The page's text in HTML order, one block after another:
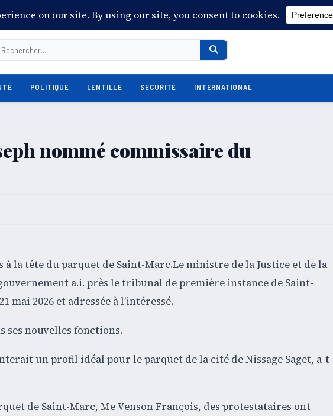
POLITIQUE LENTILLE SÉCURITÉ INTERNATIONAL
nommé commissaire du
à la tête du parquet de Saint-Marc.Le ministre de la Justice et de la
a.i. près le tribunal de première instance de Saint-
2026 et adressée à l’intéressé.
ses nouvelles fonctions.
un profil idéal pour le parquet de la cité de Nissage Saget, a-t-
de Saint-Marc, Me Venson François, des protestataires ont